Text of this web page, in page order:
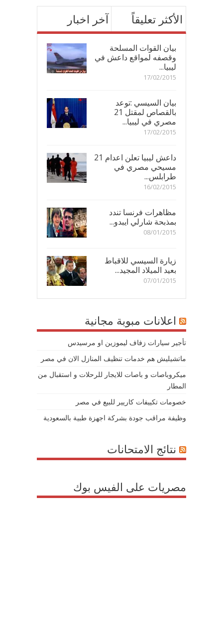
آخر اخبار الأكثر تعليقاً
بيان القوات المسلحة
وقصفه لمواقع داعش في
ليبيا...
17/02/2015
بيان السيسي :توعد
بالقصاص لمقتل 21
مصري في ليبيا...
17/02/2015
داعش ليبيا تعلن اعدام 21
مسيحي مصري في
طرابلس...
16/02/2015
مظاهرات فرنسا تندد
بمذبحة شارلي ايبدو...
08/01/2015
زيارة السيسي للاقباط
بعيد الميلاد المجيد...
07/01/2015
اعلانات مبوبة مجانية
تأجير سيارات زفاف ليموزين او مرسيدس
ماتشيليش هم خدمات تنظيف المنازل الان في مصر
ميكروباصات و باصات للايجار للرحلات و استقبال من
المطار
خصومات تكييفات كاريير للبيع في مصر
وظيفة مراقب جودة بشركة اجهزة طبية بالسعودية
نتائج الامتحانات
مصريات على الفيس بوك